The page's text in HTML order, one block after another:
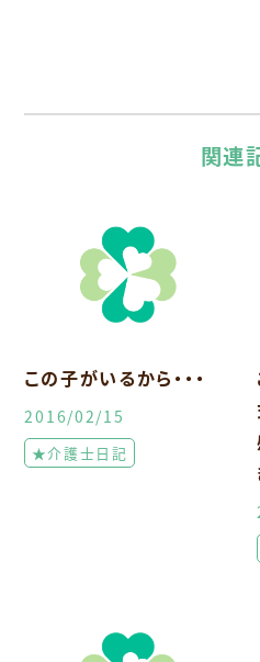
関連
この子がいるから・・・
2016/02/15
★介護士日記